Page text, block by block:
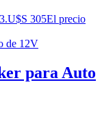
U$S 305El precio
para Auto